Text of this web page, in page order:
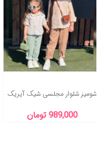
شومیز شلوار مجلسی شیک آیریک
989,000 تومان